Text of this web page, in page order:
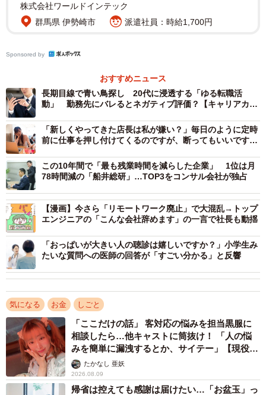
と回答している人の割合はフル出社の人よりもリモート勤
務の人が多いという結果になりました。
モートワークで働く日数が多い人ほど高いという結果にな
りました。また、全体を通して、フル出社の人はリモート
ワークの人に比べて貯蓄額が増加しづらい傾向にありまし
た。
株式会社ワールドインテック
群馬県 伊勢崎市
派遣社員：時給1,700円
Sponsored by
おすすめニュース
長期目線で青い鳥探し 20代に浸透する「ゆる転職活
動」 勤務先にバレるとネガティブ評価？【キャリアカウ
「新しくやってきた店長は私が嫌い？」毎日のように定時
前に仕事を押し付けてくるのですが、断ってもいいです
この10年間で「最も残業時間を減らした企業」 1位は月
78時間減の「船井総研」…TOP3をコンサル会社が独占
【漫画】今さら「リモートワーク廃止」で大混乱→トップ
エンジニアの「こんな会社辞めます」の一言で社長も動揺
「おっぱいが大きい人の聴診は嬉しいですか？」小学生み
たいな質問への医師の回答が「すごい分かる」と反響
気になる お金 しごと
「ここだけの話」 客対応の悩みを担当黒服に
相談したら…他キャストに筒抜け！ 「人の悩
みを簡単に漏洩するとか、サイテー」【現役キ
ャストに取材】
たかなし 亜妖
2026.08.09
帰省は控えても感謝は届けたい…「お盆玉」っ